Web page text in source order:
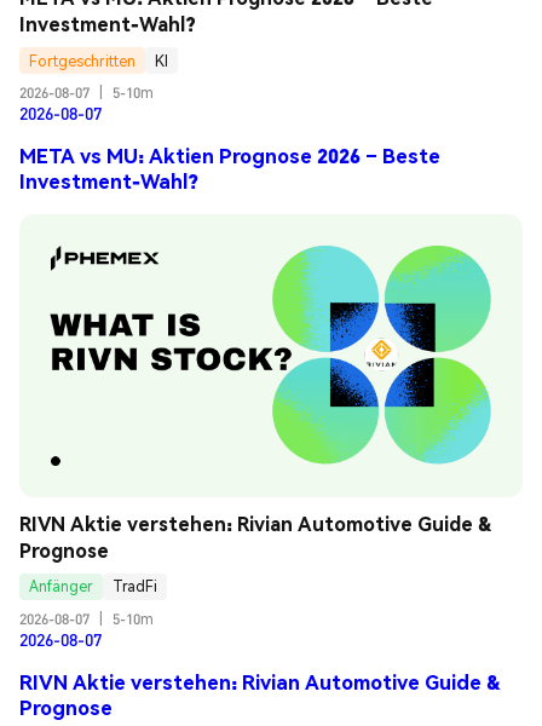
Investment-Wahl?
Fortgeschritten
KI
2026-08-07
5-10m
2026-08-07
META vs MU: Aktien Prognose 2026 – Beste
Investment-Wahl?
RIVN Aktie verstehen: Rivian Automotive Guide &
Prognose
Anfänger
TradFi
2026-08-07
5-10m
2026-08-07
RIVN Aktie verstehen: Rivian Automotive Guide &
Prognose